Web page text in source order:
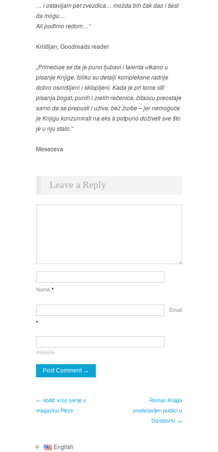
… i ostavljam pet zvezdica… možda bih čak dao i šest
da mogu…
Ali pođimo redom…“
Kristijan, Goodreads reader
„Primećuje se da je puno ljubavi i talenta utkano u
pisanje Knjige, toliko su detalji kompleksne radnje
dobro osmišljeni i sklopljeni. Kada je pri tome stil
pisanja bogat, punih i zrelih rečenica, čitaocu preostaje
samo da se prepusti i uživa, bez žurbe – jer nemoguće
je Knjigu konzumirati na eks a potpuno doživeti sve što
je u nju stalo.“
Meseceva
Leave a Reply
Name *
Email
*
Website
← Vodič kroz serije u
magazinu Plezir
Roman Knjiga
predstavljen publici u
Dizeldorfu →
English